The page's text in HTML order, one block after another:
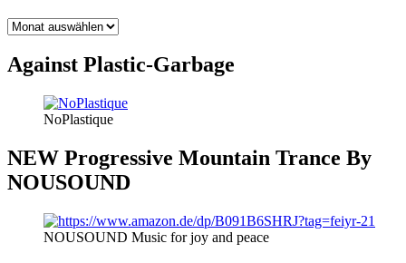
BLOG
Against Plastic-Garbage
NoPlastique
NEW Progressive Mountain Trance By
NOUSOUND
NOUSOUND Music for joy and peace